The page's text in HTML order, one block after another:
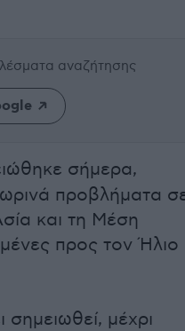
αναζήτησης
σήμερα,
προβλήματα
και τη Μέση
προς τον Ήλιο
μέχρι